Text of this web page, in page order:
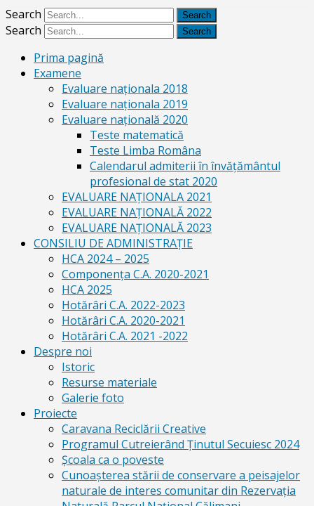
Search
Search
Prima pagină
Examene
Evaluare naționala 2018
Evaluare naționala 2019
Evaluare națională 2020
Teste matematică
Teste Limba Româna
Calendarul admiterii în învăţământul
profesional de stat 2020
EVALUARE NAȚIONALA 2021
EVALUARE NAŢIONALĂ 2022
EVALUARE NAŢIONALĂ 2023
CONSILIU DE ADMINISTRAȚIE
HCA 2024 – 2025
Componența C.A. 2020-2021
HCA 2025
Hotărâri C.A. 2022-2023
Hotărâri C.A. 2020-2021
Hotărâri C.A. 2021 -2022
Despre noi
Istoric
Resurse materiale
Galerie foto
Proiecte
Caravana Reciclării Creative
Programul Cutreierând Ținutul Secuiesc 2024
Școala ca o poveste
Cunoaşterea stării de conservare a peisajelor
naturale de interes comunitar din Rezervaţia